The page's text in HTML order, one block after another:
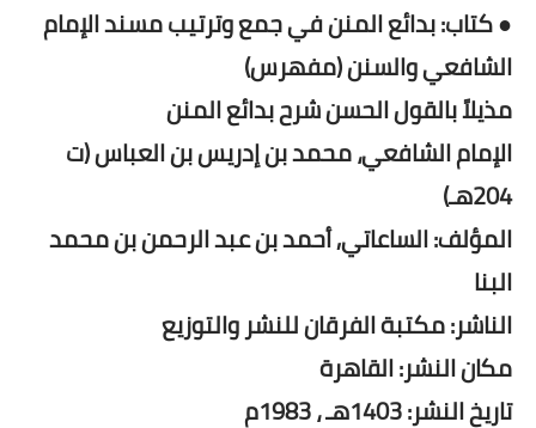
● كتاب: بدائع المنن في جمع وترتيب مسند الإمام
الشافعي والسنن (مفهرس)
مذيلاً بالقول الحسن شرح بدائع المنن
الإمام الشافعي، محمد بن إدريس بن العباس (ت
204هـ)
المؤلف: الساعاتي, أحمد بن عبد الرحمن بن محمد
البنا
الناشر: مكتبة الفرقان للنشر والتوزيع
مكان النشر: القاهرة
تاريخ النشر: 1403هـ ، 1983م